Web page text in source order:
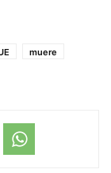
muere